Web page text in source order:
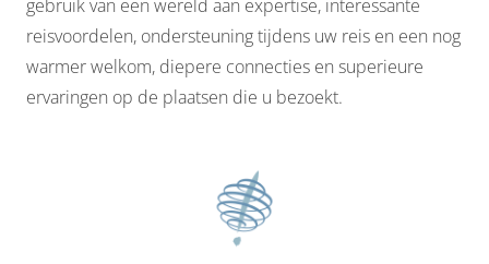
gebruik van een wereld aan expertise, interessante
reisvoordelen, ondersteuning tijdens uw reis en een nog
warmer welkom, diepere connecties en superieure
ervaringen op de plaatsen die u bezoekt.